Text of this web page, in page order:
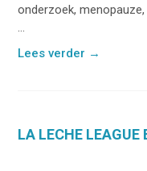
onderzoek,
...
Lees verder →
LA LECHE LEAGUE